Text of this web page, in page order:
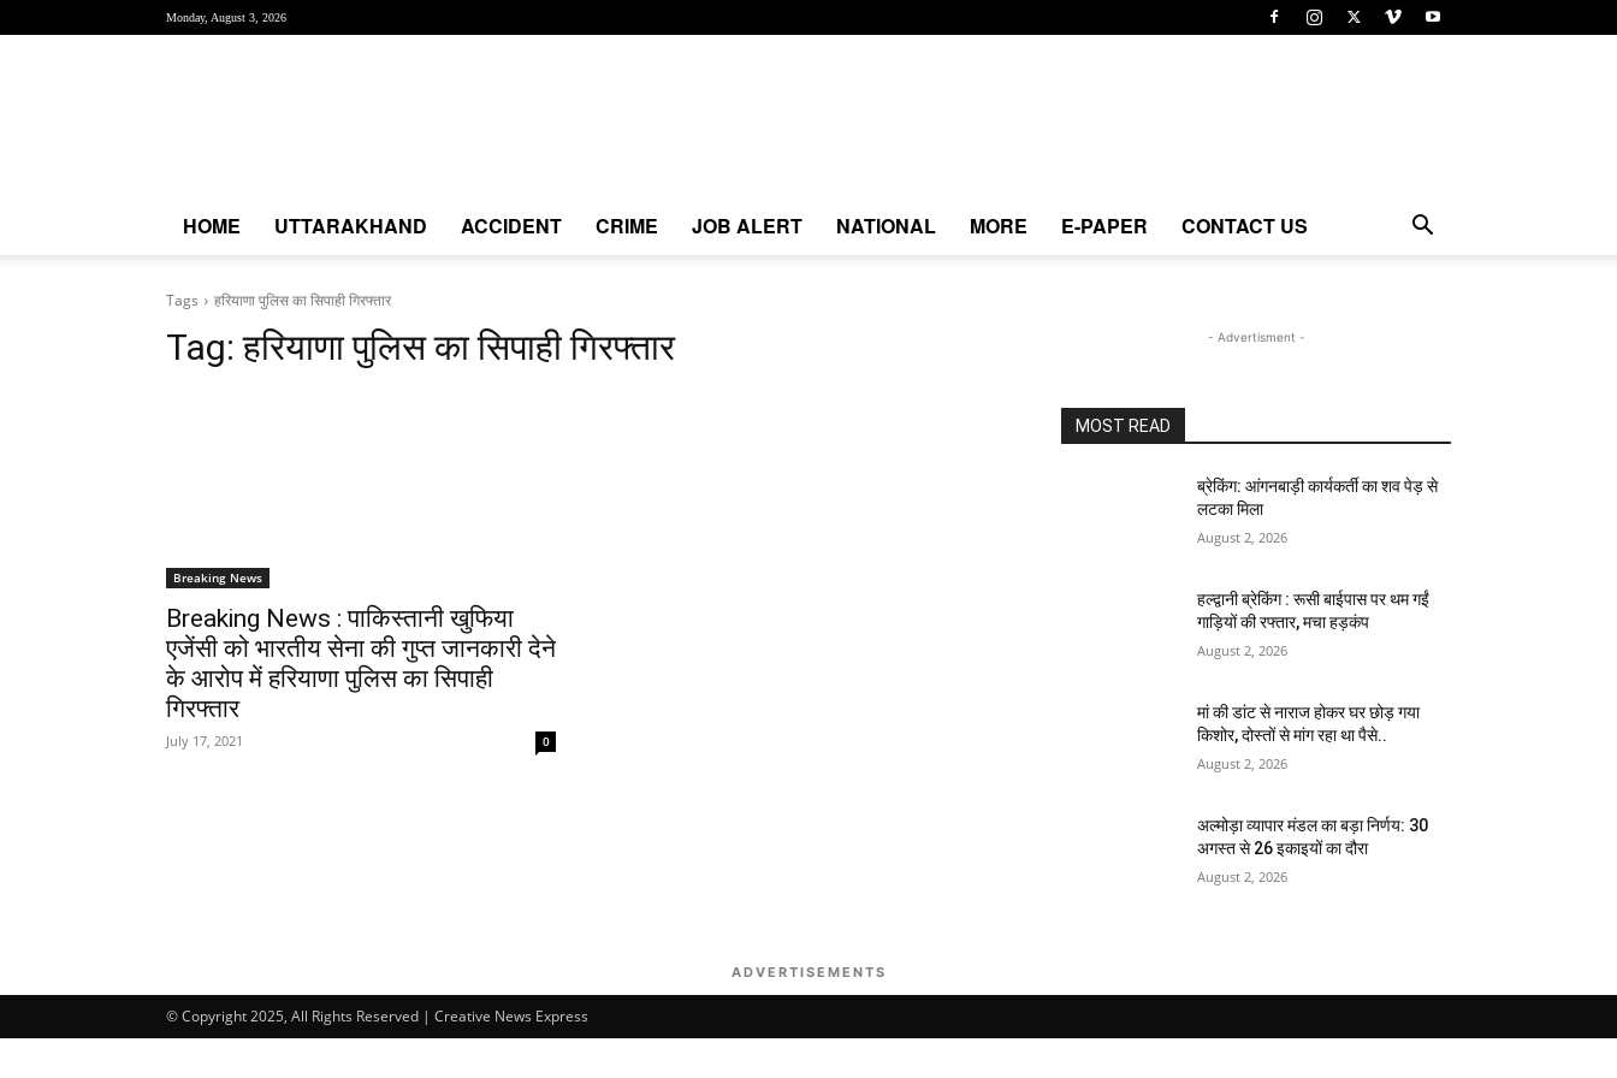
Monday, August 3, 2026
HOME UTTARAKHAND ACCIDENT CRIME JOB ALERT NATIONAL MORE E-PAPER CONTACT US
Tags हरियाणा पुलिस का सिपाही गिरफ्तार
Tag:हरियाणा पुलिस का सिपाही गिरफ्तार
Breaking News
Breaking News : पाकिस्तानी खुफिया
एजेंसी को भारतीय सेना की गुप्त जानकारी देने
के आरोप में हरियाणा पुलिस का सिपाही
गिरफ्तार
July 17, 2021 0
- Advertisment -
MOST READ
ब्रेकिंग: आंगनबाड़ी कार्यकर्ती का शव पेड़ से
लटका मिला
August 2, 2026
हल्द्वानी ब्रेकिंग : रूसी बाईपास पर थम गईं
गाड़ियों की रफ्तार, मचा हड़कंप
August 2, 2026
मां की डांट से नाराज होकर घर छोड़ गया
किशोर, दोस्तों से मांग रहा था पैसे..
August 2, 2026
अल्मोड़ा व्यापार मंडल का बड़ा निर्णय: 30
अगस्त से 26 इकाइयों का दौरा
August 2, 2026
ADVERTISEMENTS
© Copyright 2025, All Rights Reserved | Creative News Express